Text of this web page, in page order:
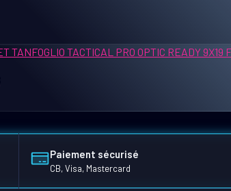
Paiement sécurisé
CB, Visa, Mastercard